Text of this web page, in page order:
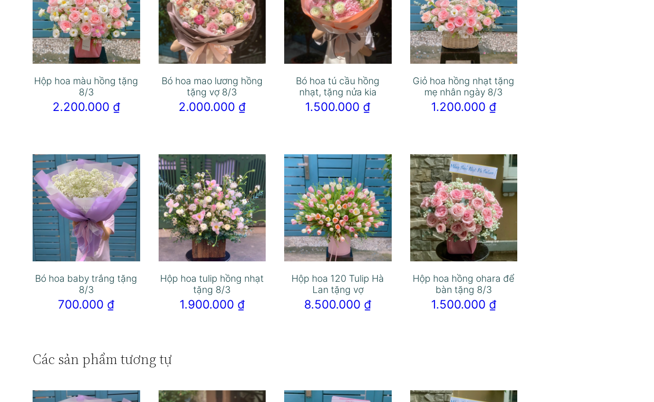
Hộp hoa màu hồng tặng
8/3
2.200.000 ₫
Bó hoa mao lương hồng
tặng vợ 8/3
2.000.000 ₫
Bó hoa tú cầu hồng
nhạt, tặng nửa kia
1.500.000 ₫
Giỏ hoa hồng nhạt tặng
mẹ nhân ngày 8/3
1.200.000 ₫
Bó hoa baby trắng tặng
8/3
700.000 ₫
Hộp hoa tulip hồng nhạt
tặng 8/3
1.900.000 ₫
Hộp hoa 120 Tulip Hà
Lan tặng vợ
8.500.000 ₫
Hộp hoa hồng ohara để
bàn tặng 8/3
1.500.000 ₫
Các sản phẩm tương tự